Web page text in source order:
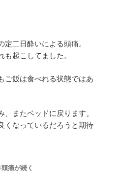
二日酔いによる頭痛。
も起こしてました。
ご飯は食べれる状態ではあ
、またベッドに戻ります。
くなっているだろうと期待
痛が続く